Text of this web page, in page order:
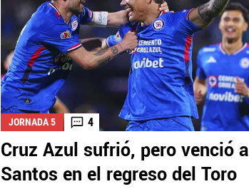
JORNADA 5 4
Cruz Azul sufrió, pero venció a
Santos en el regreso del Toro